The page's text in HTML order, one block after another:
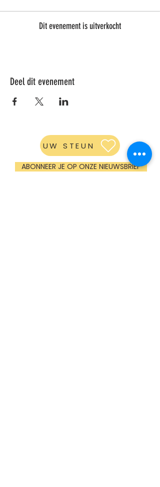
Dit evenement is uitverkocht
Deel dit evenement
UW STEUN
ABONNEER JE OP ONZE NIEUWSBRIEF